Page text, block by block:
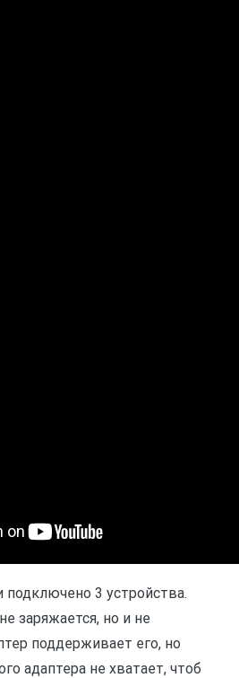
подключено 3 устройства.
заряжается, но и не
поддерживает его, но
адаптера не хватает, чтоб